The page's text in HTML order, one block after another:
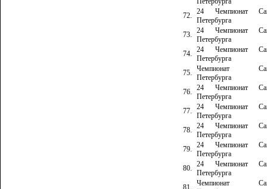
72.
24 Чемпионат
Петербурга
73.
24 Чемпионат
Петербурга
74.
24 Чемпионат
Петербурга
75.
Чемпионат
Петербурга
76.
24 Чемпионат
Петербурга
77.
24 Чемпионат
Петербурга
78.
24 Чемпионат
Петербурга
79.
24 Чемпионат
Петербурга
80.
24 Чемпионат
Петербурга
81.
Чемпионат